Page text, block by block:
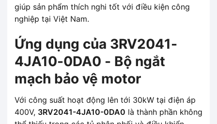
giúp sản phẩm thích nghi tốt với điều kiện công
nghiệp tại Việt Nam.
Ứng dụng của 3RV2041-
4JA10-0DA0 - Bộ ngắt
mạch bảo vệ motor
Với công suất hoạt động lên tới 30kW tại điện áp
400V, 3RV2041-4JA10-0DA0 là thành phần không